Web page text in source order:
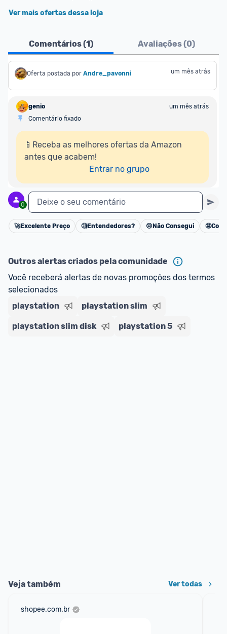
Ver mais ofertas dessa loja
Comentários (1) Avaliações (0)
Oferta postada por Andre_pavonni um mês atrás
genio
um mês atrás
Comentário fixado
📱Receba as melhores ofertas da Amazon
antes que acabem!
Entrar no grupo
0 Deixe o seu comentário
Cancelar
🚀Excelente Preço 🧐Entendedores? 😢 Não Consegui 🤩
Outros alertas criados pela comunidade
Você receberá alertas de novas promoções dos termos
selecionados
playstation
playstation slim
playstation slim disk playstation 5
Veja também Ver todas
shopee.com.br